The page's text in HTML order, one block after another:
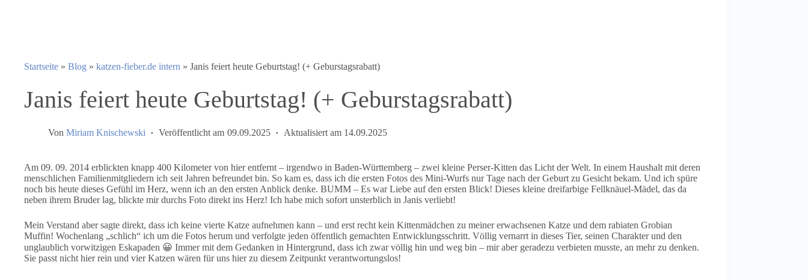
Startseite » Blog » katzen-fieber.de intern » Janis feiert heute Geburtstag! (+ Geburstagsrabatt)
Janis feiert heute Geburtstag! (+ Geburstagsrabatt)
Von Miriam Knischewski Veröffentlicht am 09.09.2025 Aktualisiert am 14.09.2025
Am 09. 09. 2014 erblickten knapp 400 Kilometer von hier entfernt – irgendwo in Baden-Württemberg – zwei kleine Perser-Kitten das Licht der Welt. In einem Haushalt mit deren
menschlichen Familienmitgliedern ich seit Jahren befreundet bin. So kam es, dass ich die ersten Fotos des Mini-Wurfs nur Tage nach der Geburt zu Gesicht bekam. Und ich spüre
noch bis heute dieses Gefühl im Herz, wenn ich an den ersten Anblick denke. BUMM – Es war Liebe auf den ersten Blick! Dieses kleine dreifarbige Fellknäuel-Mädel, das da
neben ihrem Bruder lag, blickte mir durchs Foto direkt ins Herz! Ich habe mich sofort unsterblich in Janis verliebt!
Mein Verstand aber sagte direkt, dass ich keine vierte Katze aufnehmen kann – und erst recht kein Kittenmädchen zu meiner erwachsenen Katze und dem rabiaten Grobian
Muffin! Wochenlang „schlich“ ich um die Fotos herum und verfolgte jeden öffentlich gemachten Entwicklungsschritt. Völlig vernarrt in dieses Tier, seinen Charakter und den
unglaublich vorwitzigen Eskapaden 😀 Immer mit dem Gedanken in Hintergrund, dass ich zwar völlig hin und weg bin – mir aber geradezu verbieten musste, an mehr zu denken.
Sie passt nicht hier rein und vier Katzen wären für uns hier zu diesem Zeitpunkt verantwortungslos!